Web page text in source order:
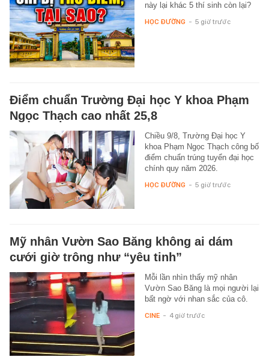
này lại khác 5 thí sinh còn lại?
HỌC ĐƯỜNG - 5 giờ trước
Điểm chuẩn Trường Đại học Y khoa Phạm
Ngọc Thạch cao nhất 25,8
Chiều 9/8, Trường Đại học Y
khoa Phạm Ngọc Thạch công bố
điểm chuẩn trúng tuyển đại học
chính quy năm 2026.
HỌC ĐƯỜNG - 5 giờ trước
Mỹ nhân Vườn Sao Băng không ai dám
cưới giờ trông như “yêu tinh”
Mỗi lần nhìn thấy mỹ nhân
Vườn Sao Băng là mọi người lại
bất ngờ với nhan sắc của cô.
CINE - 4 giờ trước